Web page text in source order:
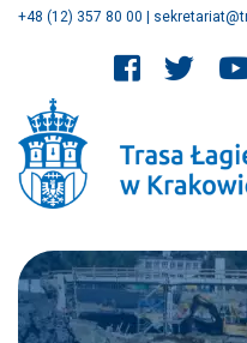
+48 (12) 357 80 00